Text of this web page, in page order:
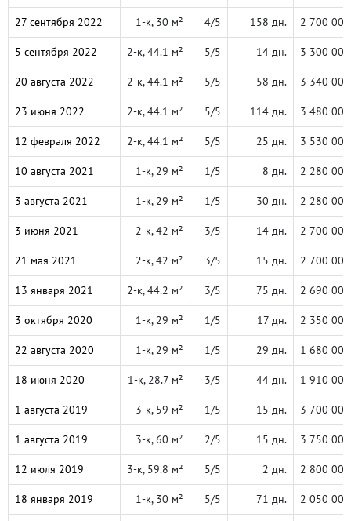
27 сентября 2022 1-к, 30 м² 4/5 158 дн. 2 700 000
5 сентября 2022 2-к, 44.1 м² 5/5 14 дн. 3 300 000
20 августа 2022 2-к, 44.1 м² 5/5 58 дн. 3 340 000
23 июня 2022 2-к, 44.1 м² 5/5 114 дн. 3 480 000
12 февраля 2022 2-к, 44.1 м² 5/5 25 дн. 3 530 000
10 августа 2021 1-к, 29 м² 1/5 8 дн. 2 280 000
3 августа 2021 1-к, 29 м² 1/5 30 дн. 2 280 000
3 июня 2021 2-к, 42 м² 3/5 14 дн. 2 700 000
21 мая 2021 2-к, 42 м² 3/5 15 дн. 2 700 000
13 января 2021 2-к, 44.2 м² 3/5 75 дн. 2 690 000
3 октября 2020 1-к, 29 м² 1/5 17 дн. 2 350 000
22 августа 2020 1-к, 29 м² 1/5 29 дн. 1 680 000
18 июня 2020 1-к, 28.7 м² 3/5 44 дн. 1 910 000
1 августа 2019 3-к, 59 м² 1/5 15 дн. 3 700 000
1 августа 2019 3-к, 60 м² 2/5 15 дн. 3 750 000
12 июля 2019 3-к, 59.8 м² 5/5 2 дн. 2 800 000
18 января 2019 1-к, 30 м² 5/5 71 дн. 2 050 000